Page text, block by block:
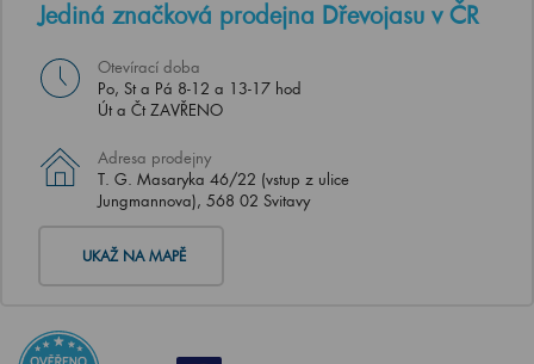
Jediná značková prodejna Dřevojasu v ČR
Otevírací doba
Po, St a Pá 8-12 a 13-17 hod
Út a Čt ZAVŘENO
Adresa prodejny
T. G. Masaryka 46/22 (vstup z ulice
Jungmannova), 568 02 Svitavy
UKAŽ NA MAPĚ